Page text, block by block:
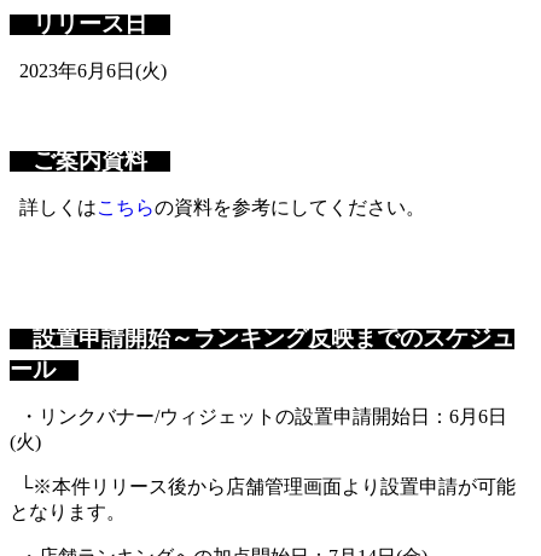
リリース日
2023年6月6日(火)
ご案内資料
詳しくはこちらの資料を参考にしてください。
設置申請開始～ランキング反映までのスケジュ
ール
・リンクバナー/ウィジェットの設置申請開始日：6月6日
(火)
└※本件リリース後から店舗管理画面より設置申請が可能
となります。